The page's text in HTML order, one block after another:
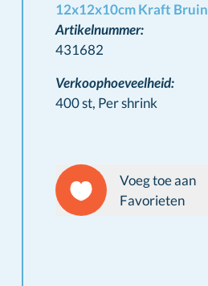
12x12x10cm Kraft Bruin
Artikelnummer:
431682
Verkoophoeveelheid:
400 st, Per shrink
Voeg toe aan
Favorieten